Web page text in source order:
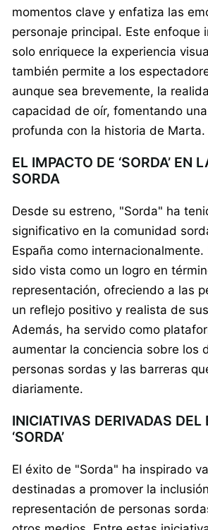
momentos clave y enfatiza las
personaje principal. Este enfoque
solo enriquece la experiencia
también permite a los
aunque sea brevemente, la
capacidad de oír, fomentando
profunda con la historia de Marta.
EL IMPACTO DE ‘SORDA’ EN
SORDA
Desde su estreno, "Sorda" ha
significativo en la comunidad
España como internacionalmente.
sido vista como un logro en
representación, ofreciendo a las
un reflejo positivo y realista de
Además, ha servido como
aumentar la conciencia sobre los
personas sordas y las barreras
diariamente.
INICIATIVAS DERIVADAS DEL
‘SORDA’
El éxito de "Sorda" ha inspirado
destinadas a promover la
representación de personas